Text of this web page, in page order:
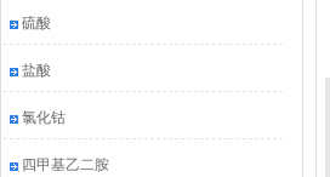
硫酸
盐酸
氯化钴
四甲基乙二胺